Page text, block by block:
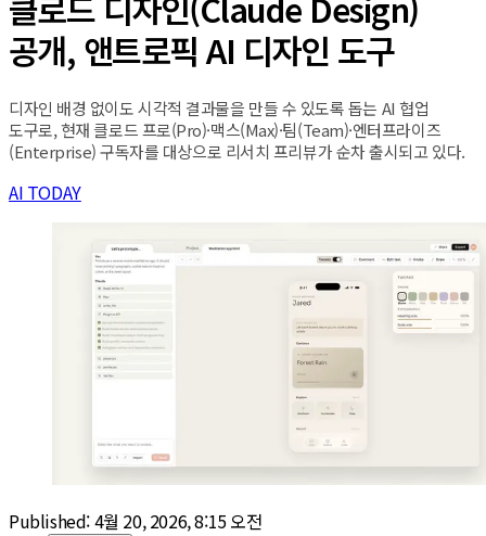
공개, 앤트로픽 AI 디자인 도구
디자인 배경 없이도 시각적 결과물을 만들 수 있도록 돕는 AI 협업
도구로, 현재 클로드 프로(Pro)·맥스(Max)·팀(Team)·엔터프라이즈
(Enterprise) 구독자를 대상으로 리서치 프리뷰가 순차 출시되고 있다.
AI TODAY
Published:4월 20, 2026, 8:15 오전